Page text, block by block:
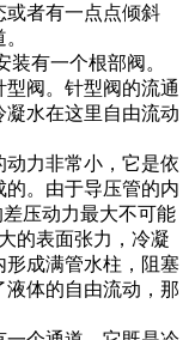
或者有一点点倾斜
有一个根部阀。
阀。针型阀的流通
水在这里自由流动
力非常小，它是依
。由于导压管的内
压动力最大不可能
的表面张力，冷凝
形成满管水柱，阻塞
体的自由流动，那